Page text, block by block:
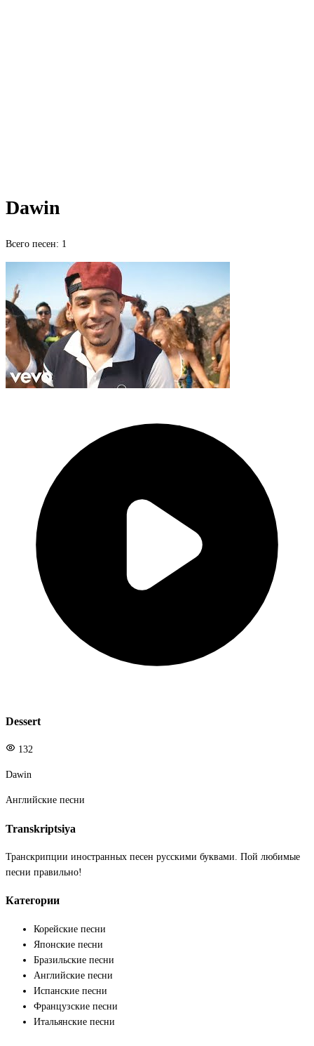
Dawin
Всего песен: 1
Dessert
132
Dawin
Английские песни
Transkriptsiya
Транскрипции иностранных песен русскими буквами. Пой любимые
песни правильно!
Категории
Корейские песни
Японские песни
Бразильские песни
Английские песни
Испанские песни
Французские песни
Итальянские песни